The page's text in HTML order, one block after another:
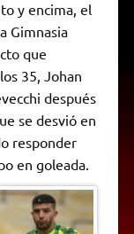
y encima, el
Gimnasia
que
35, Johan
después
se desvió en
responder
en goleada.